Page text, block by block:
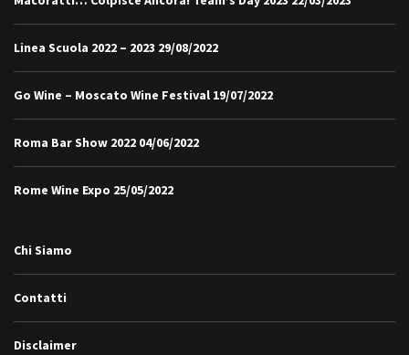
Linea Scuola 2022 – 2023 29/08/2022
Go Wine – Moscato Wine Festival 19/07/2022
Roma Bar Show 2022 04/06/2022
Rome Wine Expo 25/05/2022
Chi Siamo
Contatti
Disclaimer